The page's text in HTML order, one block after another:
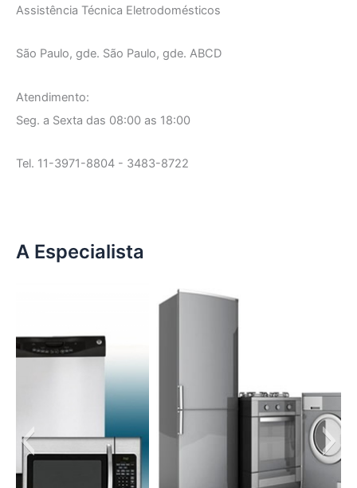
Assistência Técnica Eletrodomésticos
São Paulo, gde. São Paulo, gde. ABCD
Atendimento:
Seg. a Sexta das 08:00 as 18:00
Tel. 11-3971-8804 - 3483-8722
A Especialista